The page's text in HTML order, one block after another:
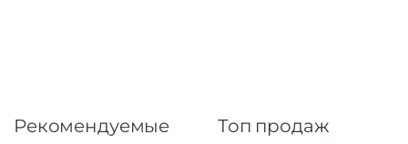
Рекомендуемые
Топ продаж